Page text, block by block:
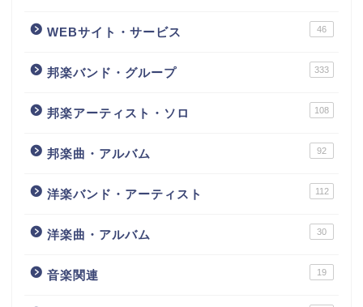
WEBサイト・サービス 46
邦楽バンド・グループ 333
邦楽アーティスト・ソロ 108
邦楽曲・アルバム 92
洋楽バンド・アーティスト 112
洋楽曲・アルバム 30
音楽関連 19